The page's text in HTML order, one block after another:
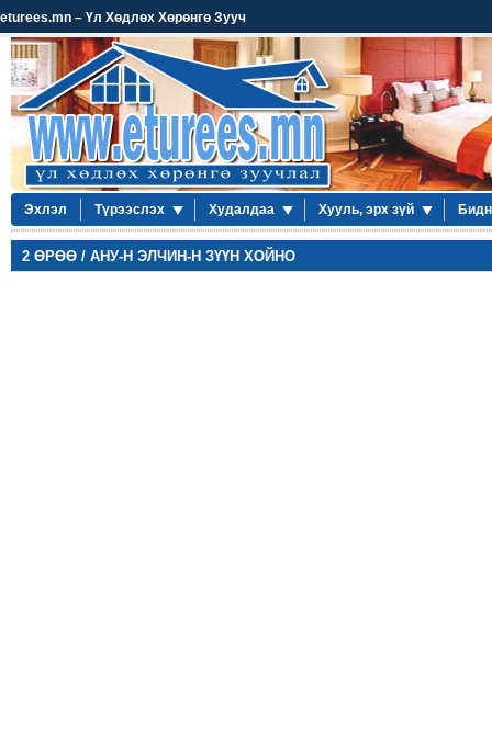
eturees.mn – Үл Хөдлөх Хөрөнгө Зууч
Эхлэл Түрээслэх Худалдаа Хууль, эрх зүй
2 ӨРӨӨ / АНУ-Н ЭЛЧИН-Н ЗҮҮН ХОЙНО